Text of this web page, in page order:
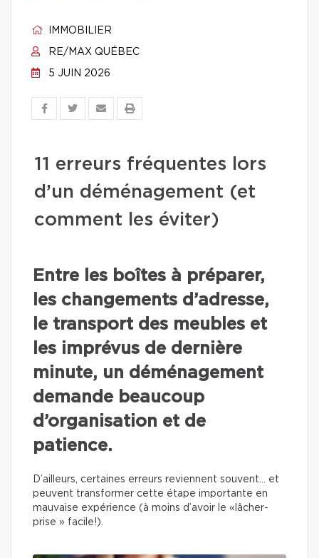
IMMOBILIER
RE/MAX QUÉBEC
5 JUIN 2026
11 erreurs fréquentes lors
d’un déménagement (et
comment les éviter)
Entre les boîtes à préparer,
les changements d’adresse,
le transport des meubles et
les imprévus de dernière
minute, un déménagement
demande beaucoup
d’organisation et de
patience.
D’ailleurs, certaines erreurs reviennent souvent… et
peuvent transformer cette étape importante en
mauvaise expérience (à moins d’avoir le «lâcher-
prise » facile!).